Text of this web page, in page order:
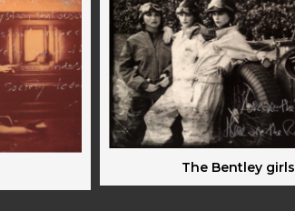
The Bentley girls